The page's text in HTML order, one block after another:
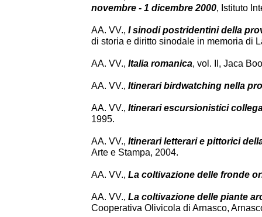
novembre - 1 dicembre 2000, Istituto
AA. VV., I sinodi postridentini della
di storia e diritto sinodale in memoria di
AA. VV., Italia romanica, vol. II, Jaca
AA. VV., Itinerari birdwatching nella
AA. VV., Itinerari escursionistici
1995.
AA. VV., Itinerari letterari e pittorici
Arte e Stampa, 2004.
AA. VV., La coltivazione delle fronde
AA. VV., La coltivazione delle piante
Cooperativa Olivicola di Arnasco,